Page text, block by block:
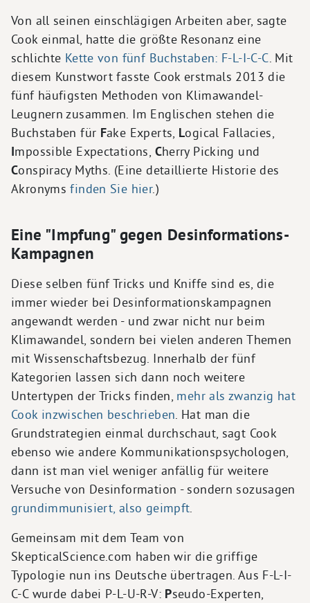
Von all seinen einschlägigen Arbeiten aber, sagte
Cook einmal, hatte die größte Resonanz eine
schlichte Kette von fünf Buchstaben: F-L-I-C-C. Mit
diesem Kunstwort fasste Cook erstmals 2013 die
fünf häufigsten Methoden von Klimawandel-
Leugnern zusammen. Im Englischen stehen die
Buchstaben für Fake Experts, Logical Fallacies,
Impossible Expectations, Cherry Picking und
Conspiracy Myths. (Eine detaillierte Historie des
Akronymsfinden Sie hier.)
Eine "Impfung" gegen Desinformations-
Kampagnen
Diese selben fünf Tricks und Kniffe sind es, die
immer wieder bei Desinformationskampagnen
angewandt werden - und zwar nicht nur beim
Klimawandel, sondern bei vielen anderen Themen
mit Wissenschaftsbezug. Innerhalb der fünf
Kategorien lassen sich dann noch weitere
Untertypen der Tricks finden, mehr als zwanzig hat
Cook inzwischen beschrieben. Hat man die
Grundstrategien einmal durchschaut, sagt Cook
ebenso wie andere Kommunikationspsychologen,
dann ist man viel weniger anfällig für weitere
Versuche von Desinformation - sondern sozusagen
grundimmunisiert, also geimpft.
Gemeinsam mit dem Team von
SkepticalScience.com haben wir die griffige
Typologie nun ins Deutsche übertragen. Aus F-L-I-
C-C wurde dabei P-L-U-R-V: Pseudo-Experten,